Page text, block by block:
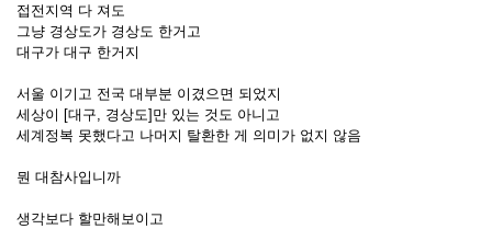
접전지역 다 져도
그냥 경상도가 경상도 한거고
대구가 대구 한거지
서울 이기고 전국 대부분 이겼으면 되었지
세상이 [대구, 경상도]만 있는 것도 아니고
세계정복 못했다고 나머지 탈환한 게 의미가 없지 않음
뭔 대참사입니까
생각보다 할만해보이고